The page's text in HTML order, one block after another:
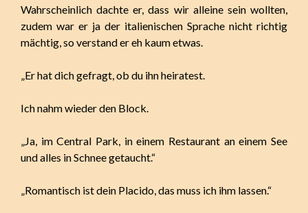
Wahrscheinlich dachte er, dass wir alleine sein wollten,
zudem war er ja der italienischen Sprache nicht richtig
mächtig, so verstand er eh kaum etwas.
„Er hat dich gefragt, ob du ihn heiratest.
Ich nahm wieder den Block.
„Ja, im Central Park, in einem Restaurant an einem See
und alles in Schnee getaucht.“
„Romantisch ist dein Placido, das muss ich ihm lassen.“